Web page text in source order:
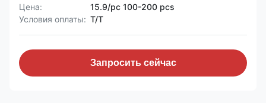
Цена:
15.9/pc 100-200 pcs
Условия оплаты: Т/Т
Запросить сейчас